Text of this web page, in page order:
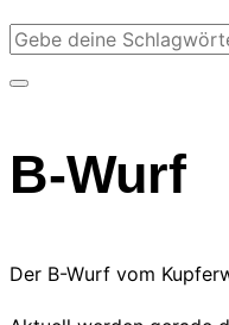
Suchen
Navigation
umschalten
B-Wurf
Der B-Wurf vom